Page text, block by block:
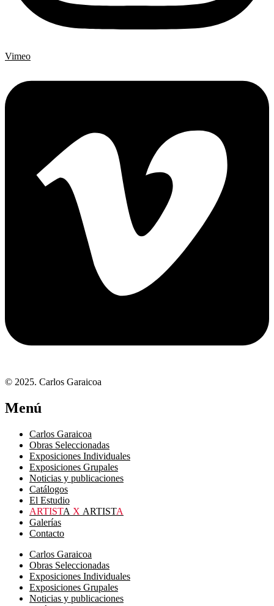
Vimeo
© 2025. Carlos Garaicoa
Menú
Carlos Garaicoa
Obras Seleccionadas
Exposiciones Individuales
Exposiciones Grupales
Noticias y publicaciones
Catálogos
El Estudio
ARTISTA X ARTISTA
Galerías
Contacto
Carlos Garaicoa
Obras Seleccionadas
Exposiciones Individuales
Exposiciones Grupales
Noticias y publicaciones